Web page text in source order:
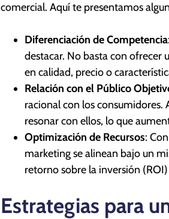
comercial. Aquí te presentamos
Diferenciación de Competencia
destacar. No basta con ofrecer
en calidad, precio o
Relación con el Público
racional con los consumidores.
resonar con ellos, lo que
Optimización de Recursos:
marketing se alinean bajo un
retorno sobre la inversión
Estrategias para